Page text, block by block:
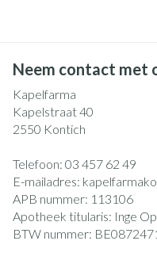
Neem contact met
Kapelfarma
Kapelstraat 40
2550 Kontich
Telefoon: 03 457 62 49
E-mailadres:
APB nummer: 113106
Apotheek titularis: Inge
BTW nummer: